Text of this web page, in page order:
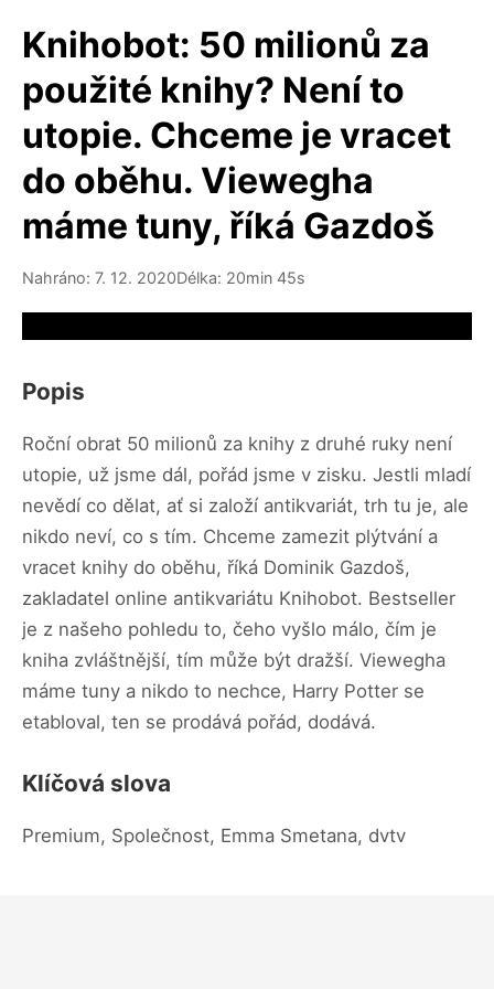
Knihobot: 50 milionů za
použité knihy? Není to
utopie. Chceme je vracet
do oběhu. Viewegha
máme tuny, říká Gazdoš
Nahráno: 7. 12. 2020Délka: 20min 45s
Popis
Roční obrat 50 milionů za knihy z druhé ruky není
utopie, už jsme dál, pořád jsme v zisku. Jestli mladí
nevědí co dělat, ať si založí antikvariát, trh tu je, ale
nikdo neví, co s tím. Chceme zamezit plýtvání a
vracet knihy do oběhu, říká Dominik Gazdoš,
zakladatel online antikvariátu Knihobot. Bestseller
je z našeho pohledu to, čeho vyšlo málo, čím je
kniha zvláštnější, tím může být dražší. Viewegha
máme tuny a nikdo to nechce, Harry Potter se
etabloval, ten se prodává pořád, dodává.
Klíčová slova
Premium, Společnost, Emma Smetana, dvtv